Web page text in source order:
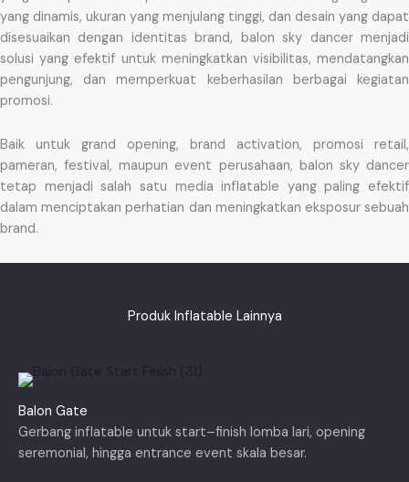
yang dinamis, ukuran yang menjulang tinggi, dan desain yang dapat
disesuaikan dengan identitas brand, balon sky dancer menjadi
solusi yang efektif untuk meningkatkan visibilitas, mendatangkan
pengunjung, dan memperkuat keberhasilan berbagai kegiatan
promosi.
Baik untuk grand opening, brand activation, promosi retail,
pameran, festival, maupun event perusahaan, balon sky dancer
tetap menjadi salah satu media inflatable yang paling efektif
dalam menciptakan perhatian dan meningkatkan eksposur sebuah
brand.
Produk Inflatable Lainnya
Balon Gate
Gerbang inflatable untuk start–finish lomba lari, opening
seremonial, hingga entrance event skala besar.